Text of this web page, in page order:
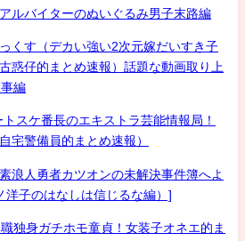
ルバイターのぬいぐるみ男子末路編
くす（デカい強い2次元嫁だいすき子
惑仔的まとめ速報）話題な動画取り上
編
スケ番長のエキストラ芸能情報局！
宅警備員的まとめ速報）
浪人勇者カツオンの未解決事件簿へよ
洋子のはなしは信じるな編）]
身ガチホモ童貞！女装子オネエ的ま